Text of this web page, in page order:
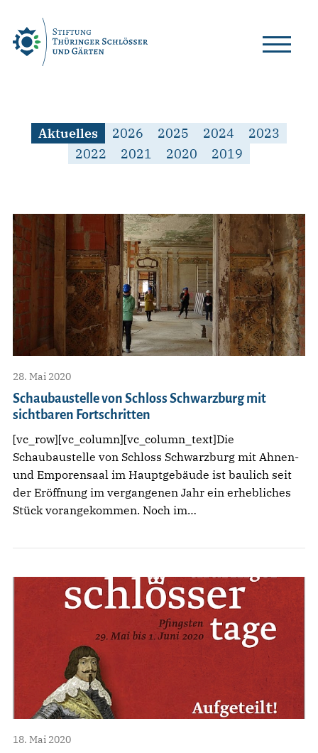
content
Aktuelles 2026 2025 2024
2023
2022
2021 2020 2019
28. Mai 2020
Schaubaustelle von Schloss Schwarzburg mit
sichtbaren Fortschritten
[vc_row][vc_column][vc_column_text]Die
Schaubaustelle von Schloss Schwarzburg mit Ahnen-
und Emporensaal im Hauptgebäude ist baulich seit
der Eröffnung im vergangenen Jahr ein erhebliches
Stück vorangekommen. Noch im…
18. Mai 2020